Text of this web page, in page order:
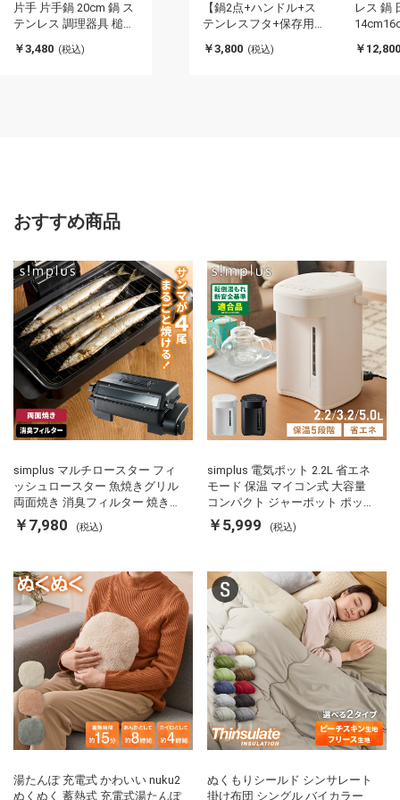
片手 片手鍋 20cm 鍋 ス
テンレス 調理器具 槌目
メモリ 目盛り シルバー
￥3,480 (税込)
【鍋2点+ハンドル+ス
テンレスフタ+保存用フ
ステンレス IH ガスコン
￥3,800 (税込)
レス 鍋
ス 新潟
￥12,800
おすすめ商品
simplus マルチロースター フィ
ッシュロースター 魚焼きグリル
両面焼き 消臭フィルター 焼き魚
両面ヒーター タイマー付き SP-
FRS01 マットブラック シンプラ
￥7,980 (税込)
simplus 電気ポット 2.2L 省エネ
モード 保温 マイコン式 大容量
コンパクト ジャーポット ポット
カルキ抜き 空焚き防止 温度調節
軽量 SP-PD22 シンプラス
￥5,999 (税込)
湯たんぽ 充電式 かわいい nuku2
ぬくぬく 蓄熱式 充電式湯たんぽ
ぬくもりシールド シンサレート
掛け布団 シングル バイカラー